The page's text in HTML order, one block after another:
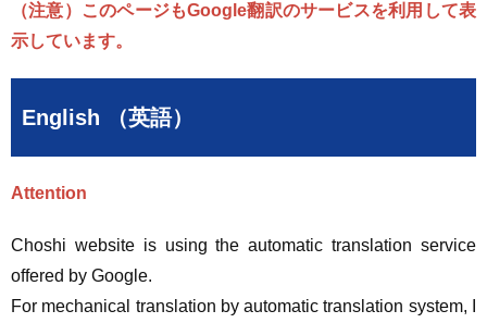
（注意）このページもGoogle翻訳のサービスを利用して表
示しています。
English （英語）
Attention
Choshi website is using the automatic translation service
offered by Google.
For mechanical translation by automatic translation system, I